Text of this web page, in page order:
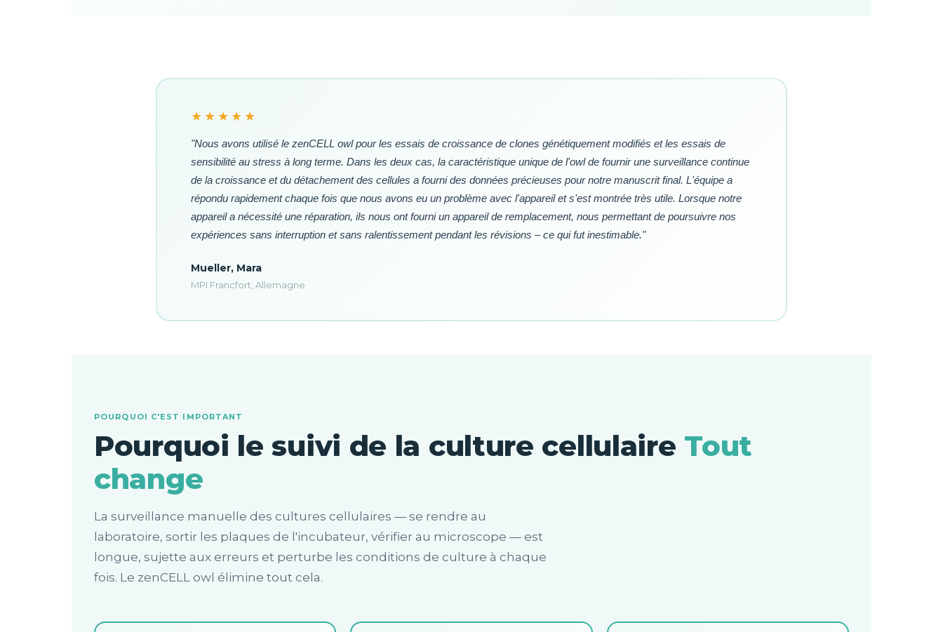
★★★★★
"Nous avons utilisé le zenCELL owl pour les essais de croissance de clones génétiquement modifiés et les essais de
sensibilité au stress à long terme. Dans les deux cas, la caractéristique unique de l'owl de fournir une surveillance continue
de la croissance et du détachement des cellules a fourni des données précieuses pour notre manuscrit final. L'équipe a
répondu rapidement chaque fois que nous avons eu un problème avec l'appareil et s'est montrée très utile. Lorsque notre
appareil a nécessité une réparation, ils nous ont fourni un appareil de remplacement, nous permettant de poursuivre nos
expériences sans interruption et sans ralentissement pendant les révisions – ce qui fut inestimable."
Mueller, Mara
MPI Francfort, Allemagne
POURQUOI C'EST IMPORTANT
Pourquoi le suivi de la culture cellulaire Tout
change
La surveillance manuelle des cultures cellulaires — se rendre au
laboratoire, sortir les plaques de l'incubateur, vérifier au microscope — est
longue, sujette aux erreurs et perturbe les conditions de culture à chaque
fois. Le zenCELL owl élimine tout cela.